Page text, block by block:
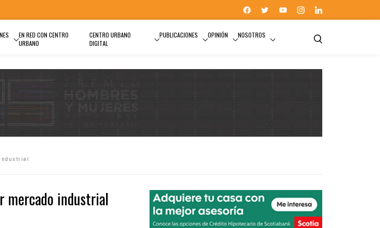
EN RED CON CENTRO
URBANO
CENTRO URBANO
DIGITAL
PUBLICACIONES OPINIÓN NOSOTROS
mercado industrial